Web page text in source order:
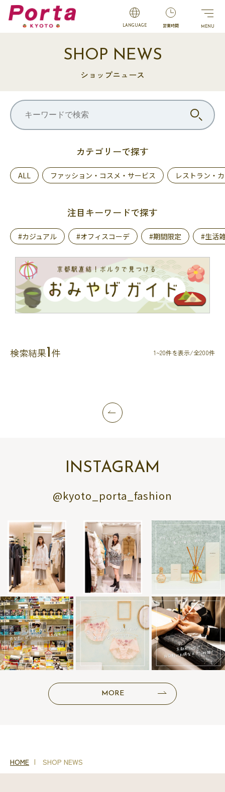
LANGUAGE 営業時間
SHOP NEWS
ショップニュース
カテゴリーで探す
ALL ファッション・コスメ・サービス レストラン・
注目キーワードで探す
#カジュアル #オフィスコーデ #期間限定 #生活
検索結果1件 1~20件を表示/全200件
INSTAGRAM
@kyoto_porta_fashion
MORE
HOME SHOP NEWS